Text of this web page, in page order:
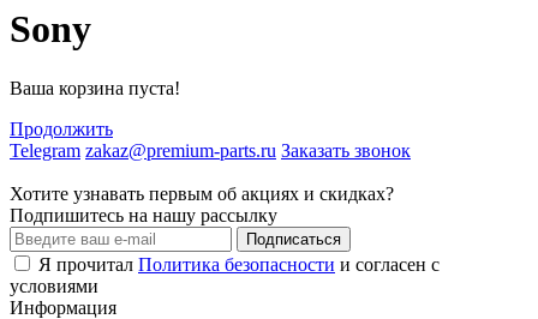
Sony
Ваша корзина пуста!
Продолжить
Telegram zakaz@premium-parts.ru Заказать звонок
Хотите узнавать первым об акциях и скидках?
Подпишитесь на нашу рассылку
Подписаться
Я прочитал Политика безопасности и согласен с
условиями
Информация